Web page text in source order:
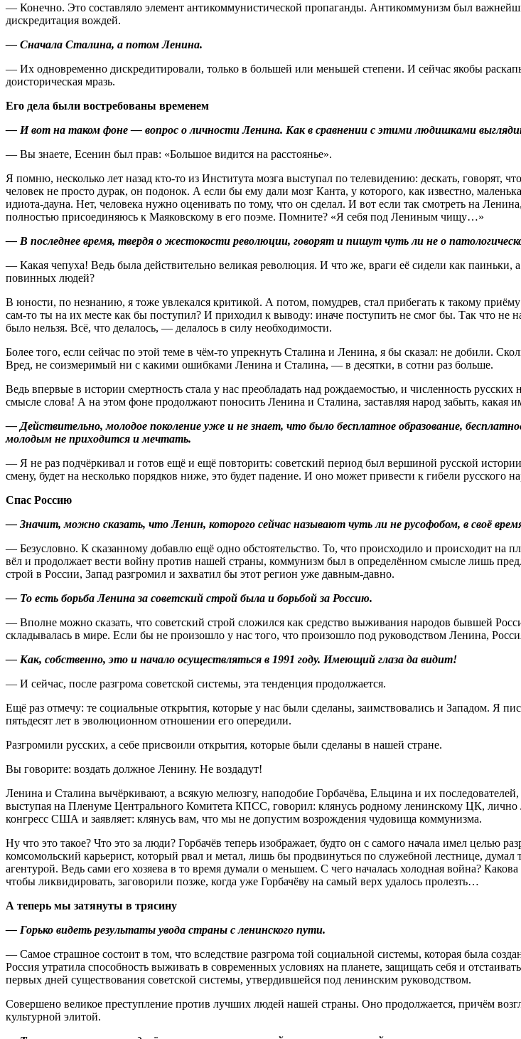
— Конечно. Это составляло элемент антикоммунистической пропаганды. Антикоммунизм был
дискредитация вождей.
— Сначала Сталина, а потом Ленина.
— Их одновременно дискредитировали, только в большей или меньшей степени. И сейчас якобы
доисторическая мразь.
Его дела были востребованы временем
— И вот на таком фоне — вопрос о личности Ленина. Как в сравнении с этими людишками
— Вы знаете, Есенин был прав: «Большое видится на расстоянье».
Я помню, несколько лет назад кто-то из Института мозга выступал по телевидению: дескать,
человек не просто дурак, он подонок. А если бы ему дали мозг Канта, у которого, как известно,
идиота-дауна. Нет, человека нужно оценивать по тому, что он сделал. И вот если так смотреть на
полностью присоединяюсь к Маяковскому в его поэме. Помните? «Я себя под Лениным чищу…»
— В последнее время, твердя о жестокости революции, говорят и пишут чуть ли не о
— Какая чепуха! Ведь была действительно великая революция. И что же, враги её сидели как
повинных людей?
В юности, по незнанию, я тоже увлекался критикой. А потом, помудрев, стал прибегать к такому
сам-то ты на их месте как бы поступил? И приходил к выводу: иначе поступить не смог бы. Так что не
было нельзя. Всё, что делалось, — делалось в силу необходимости.
Более того, если сейчас по этой теме в чём-то упрекнуть Сталина и Ленина, я бы сказал: не добили.
Вред, не соизмеримый ни с какими ошибками Ленина и Сталина, — в десятки, в сотни раз больше.
Ведь впервые в истории смертность стала у нас преобладать над рождаемостью, и численность
смысле слова! А на этом фоне продолжают поносить Ленина и Сталина, заставляя народ забыть, какая
— Действительно, молодое поколение уже и не знает, что было бесплатное образование,
молодым не приходится и мечтать.
— Я не раз подчёркивал и готов ещё и ещё повторить: советский период был вершиной русской
смену, будет на несколько порядков ниже, это будет падение. И оно может привести к гибели русского
Спас Россию
— Значит, можно сказать, что Ленин, которого сейчас называют чуть ли не русофобом, в своё
— Безусловно. К сказанному добавлю ещё одно обстоятельство. То, что происходило и происходит на
вёл и продолжает вести войну против нашей страны, коммунизм был в определённом смысле лишь
строй в России, Запад разгромил и захватил бы этот регион уже давным-давно.
— То есть борьба Ленина за советский строй была и борьбой за Россию.
— Вполне можно сказать, что советский строй сложился как средство выживания народов бывшей
складывалась в мире. Если бы не произошло у нас того, что произошло под руководством Ленина,
— Как, собственно, это и начало осуществляться в 1991 году. Имеющий глаза да видит!
— И сейчас, после разгрома советской системы, эта тенденция продолжается.
Ещё раз отмечу: те социальные открытия, которые у нас были сделаны, заимствовались и Западом. Я
пятьдесят лет в эволюционном отношении его опередили.
Разгромили русских, а себе присвоили открытия, которые были сделаны в нашей стране.
Вы говорите: воздать должное Ленину. Не воздадут!
Ленина и Сталина вычёркивают, а всякую мелюзгу, наподобие Горбачёва, Ельцина и их
выступая на Пленуме Центрального Комитета КПСС, говорил: клянусь родному ленинскому ЦК,
конгресс США и заявляет: клянусь вам, что мы не допустим возрождения чудовища коммунизма.
Ну что это такое? Что это за люди? Горбачёв теперь изображает, будто он с самого начала имел целью
комсомольский карьерист, который рвал и метал, лишь бы продвинуться по служебной лестнице,
агентурой. Ведь сами его хозяева в то время думали о меньшем. С чего началась холодная война?
чтобы ликвидировать, заговорили позже, когда уже Горбачёву на самый верх удалось пролезть…
А теперь мы затянуты в трясину
— Горько видеть результаты увода страны с ленинского пути.
— Самое страшное состоит в том, что вследствие разгрома той социальной системы, которая была
Россия утратила способность выживать в современных условиях на планете, защищать себя и
первых дней существования советской системы, утвердившейся под ленинским руководством.
Совершено великое преступление против лучших людей нашей страны. Оно продолжается, причём
культурной элитой.